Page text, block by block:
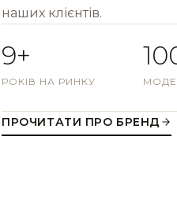
наших клієнтів.
9+
РОКІВ НА РИНКУ
ПРОЧИТАТИ ПРО БРЕНД